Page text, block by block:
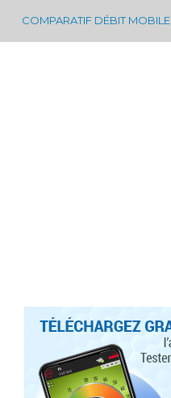
COMPARATIF DÉBIT MOBILE